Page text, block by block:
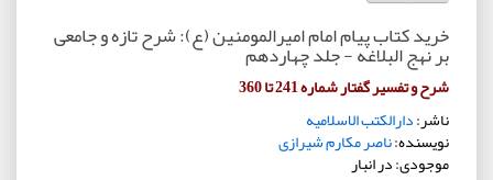
خرید کتاب پیام امام امیرالمومنین (ع): شرح تازه و جامعی
بر نهج البلاغه - جلد چهاردهم
شرح و تفسیر گفتار شماره 241 تا 360
ناشر:دارالکتب الاسلامیه
نویسنده:ناصر مکارم شیرازی
موجودی: در انبار